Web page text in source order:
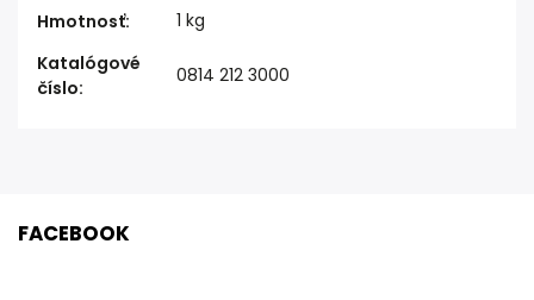
Hmotnosť:
1 kg
Katalógové
číslo:
0814 212 3000
FACEBOOK